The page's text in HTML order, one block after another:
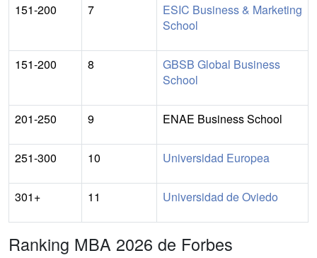
151-200 7
ESIC Business & Marketing
School
151-200 8
GBSB Global Business
School
201-250 9 ENAE Business School
251-300 10 Universidad Europea
301+ 11 Universidad de Oviedo
Ranking MBA 2026 de Forbes